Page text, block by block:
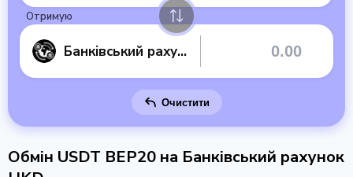
Отримую
Банківський рахунок HKD
Очистити
Обмін USDT BEP20 на Банківський рахунок